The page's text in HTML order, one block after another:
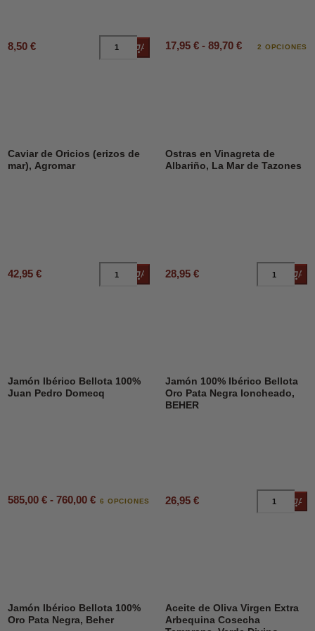
8,50 € Añadir al carrito
17,95 € - 89,70 € 2 OPCIONES
Caviar de Oricios (erizos de
mar), Agromar
42,95 € Añadir al carrito
Ostras en Vinagreta de
Albariño, La Mar de Tazones
28,95 €
Jamón Ibérico Bellota 100%
Juan Pedro Domecq
585,00 € - 760,00 € 6 OPCIONES
Jamón 100% Ibérico Bellota
Oro Pata Negra loncheado,
BEHER
26,95 €
Jamón Ibérico Bellota 100%
Oro Pata Negra, Beher
DESCUENTO45%
Aceite de Oliva Virgen Extra
Arbequina Cosecha